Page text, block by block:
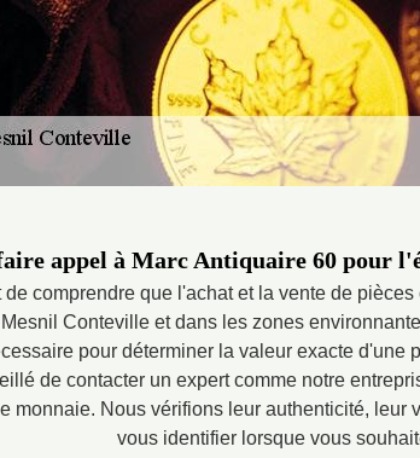
appel à Marc Antiquaire 60 pour
de comprendre que l'achat et la vente de
Conteville et dans les zones
pour déterminer la valeur exacte d'une
de contacter un expert comme notre
monnaie. Nous vérifions leur authenticité, leur
vous identifier lorsque vous